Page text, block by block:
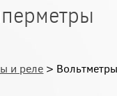
и реле >